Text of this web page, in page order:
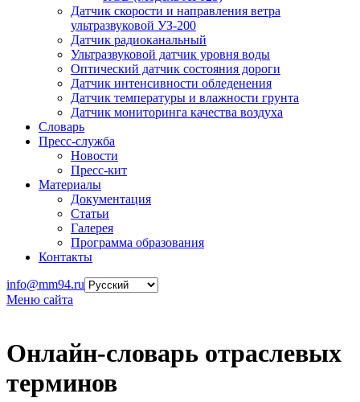
Датчик скорости и направления ветра
ультразвуковой УЗ-200
Датчик радиоканальный
Ультразвуковой датчик уровня воды
Оптический датчик состояния дороги
Датчик интенсивности обледенения
Датчик температуры и влажности грунта
Датчик мониторинга качества воздуха
Словарь
Пресс-служба
Новости
Пресс-кит
Материалы
Документация
Статьи
Галерея
Программа образования
Контакты
info@mm94.ru
Меню сайта
Онлайн-словарь отраслевых
терминов